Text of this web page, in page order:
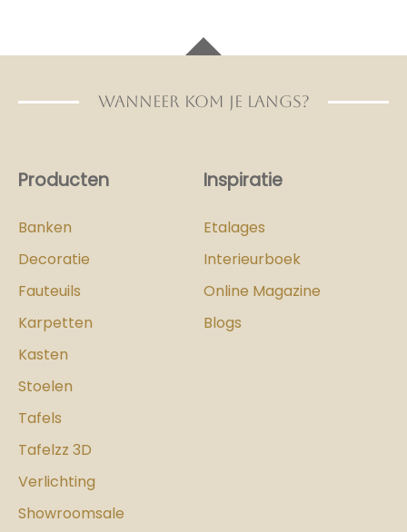
WANNEER KOM JE LANGS?
Producten
Banken
Decoratie
Fauteuils
Karpetten
Kasten
Stoelen
Tafels
Tafelzz 3D
Verlichting
Showroomsale
Inspiratie
Etalages
Interieurboek
Online Magazine
Blogs